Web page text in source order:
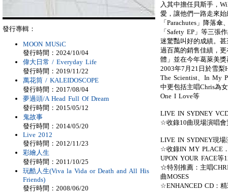
入其中擔任貝斯手，
愛，讓他們一路走來
「Parachutes」降落
「Safety EP」等三張
迷驚豔叫好的成績。
過百萬的銷售佳績，
體」並在今年葛萊美
2003年7月21日於雪梨
The Scientist、In My
中更包括主唱Chris為
One I Love等
LIVE IN SYDNEY
☆收錄10曲現場演唱會
LIVE IN SYDNEY現場
☆收錄IN MY PLACE
UPON YOUR FACE等
☆特別推薦：主唱
曲MOSES
☆ENHANCED CD：
發行專輯：
MOON MUSiC
發行時間：2024/10/04
偉大日常 / Everyday Life
發行時間：2019/11/22
萬花筒 / KALEIDOSCOPE
發行時間：2017/08/04
夢過頭/A Head Full Of Dream
發行時間：2015/05/12
鬼故事
發行時間：2014/05/20
Live 2012
發行時間：2012/11/23
彩繪人生
發行時間：2011/10/25
玩酷人生(Viva la Vida or Death and All His
Friends)
發行時間：2008/06/20